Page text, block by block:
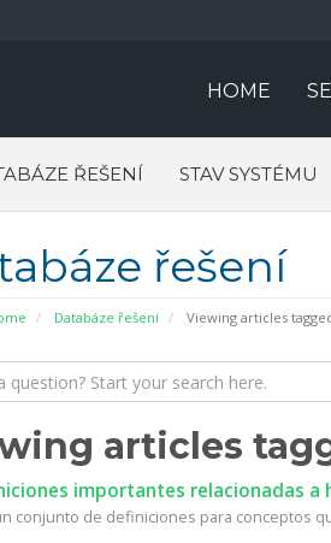
HOME
ŘEŠENÍ STAV SYSTÉMU
řešení
Databáze řešení Viewing articles
articles
importantes relacionadas a
conjunto de definiciones para conceptos